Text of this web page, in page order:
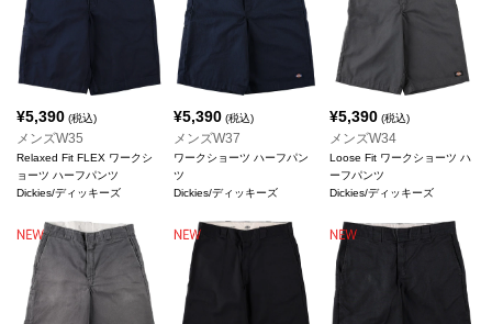
¥5,390 (税込)
メンズW35
Relaxed Fit FLEX ワークシ
ョーツ ハーフパンツ
Dickies/ディッキーズ
¥5,390(税込)
メンズW37
ワークショーツ ハーフパン
ツ
Dickies/ディッキーズ
¥5,390 (税込)
メンズW34
Loose Fit ワークショーツ ハ
ーフパンツ
Dickies/ディッキーズ